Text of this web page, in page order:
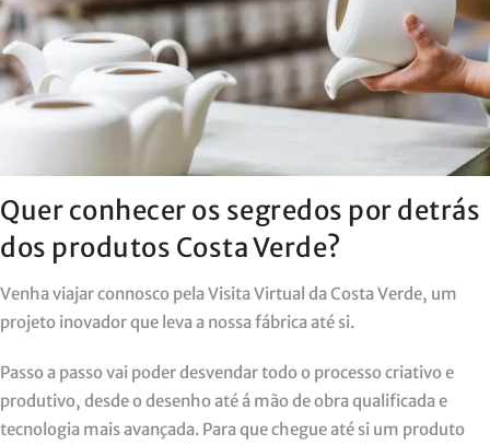
Quer conhecer os segredos por detrás
dos produtos Costa Verde?
Venha viajar connosco pela Visita Virtual da Costa Verde, um
projeto inovador que leva a nossa fábrica até si.
Passo a passo vai poder desvendar todo o processo criativo e
produtivo, desde o desenho até á mão de obra qualificada e
tecnologia mais avançada. Para que chegue até si um produto